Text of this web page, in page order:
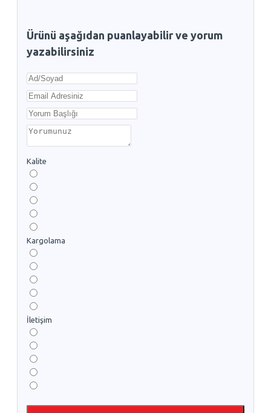
Ürünü aşağıdan puanlayabilir ve yorum
yazabilirsiniz
Kalite
Kargolama
İletişim